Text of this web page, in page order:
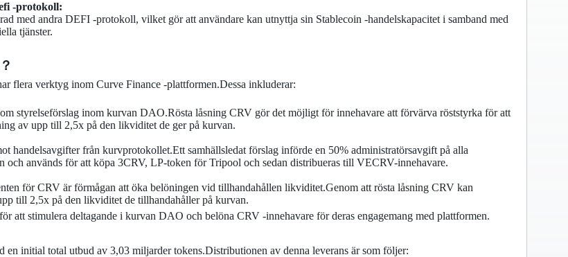
-protokoll:
med andra DEFI -protokoll, vilket gör att användare kan utnyttja sin Stablecoin -handelskapacitet i samband med
tjänster.
flera verktyg inom Curve Finance -plattformen.Dessa inkluderar:
styrelseförslag inom kurvan DAO.Rösta låsning CRV gör det möjligt för innehavare att förvärva röststyrka för att
av upp till 2,5x på den likviditet de ger på kurvan.
handelsavgifter från kurvprotokollet.Ett samhällsledat förslag införde en 50% administratörsavgift på alla
och används för att köpa 3CRV, LP-token för Tripool och sedan distribueras till VECRV-innehavare.
för CRV är förmågan att öka belöningen vid tillhandahållen likviditet.Genom att rösta låsning CRV kan
till 2,5x på den likviditet de tillhandahåller på kurvan.
att stimulera deltagande i kurvan DAO och belöna CRV -innehavare för deras engagemang med plattformen.
en initial total utbud av 3,03 miljarder tokens.Distributionen av denna leverans är som följer: